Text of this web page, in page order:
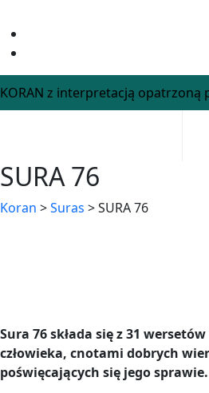
content
KORAN z interpretacją opatrzoną
SURA 76
Koran >Suras >SURA 76
Sura 76 składa się z 31
człowieka, cnotami dobrych
poświęcających się jego sprawie.